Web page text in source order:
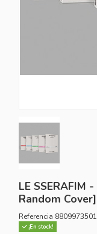
LE SSERAFIM
Random Cover]
Referencia
¡En stock!